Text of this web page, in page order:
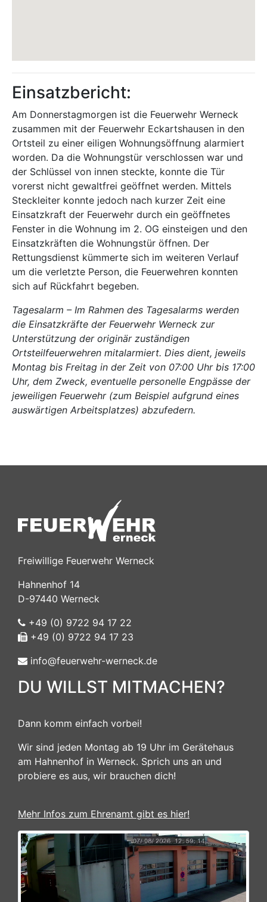
Einsatzbericht:
Am Donnerstagmorgen ist die Feuerwehr Werneck
zusammen mit der Feuerwehr Eckartshausen in den
Ortsteil zu einer eiligen Wohnungsöffnung alarmiert
worden. Da die Wohnungstür verschlossen war und
der Schlüssel von innen steckte, konnte die Tür
vorerst nicht gewaltfrei geöffnet werden. Mittels
Steckleiter konnte jedoch nach kurzer Zeit eine
Einsatzkraft der Feuerwehr durch ein geöffnetes
Fenster in die Wohnung im 2. OG einsteigen und den
Einsatzkräften die Wohnungstür öffnen. Der
Rettungsdienst kümmerte sich im weiteren Verlauf
um die verletzte Person, die Feuerwehren konnten
sich auf Rückfahrt begeben.
Tagesalarm – Im Rahmen des Tagesalarms werden
die Einsatzkräfte der Feuerwehr Werneck zur
Unterstützung der originär zuständigen
Ortsteilfeuerwehren mitalarmiert. Dies dient, jeweils
Montag bis Freitag in der Zeit von 07:00 Uhr bis 17:00
Uhr, dem Zweck, eventuelle personelle Engpässe der
jeweiligen Feuerwehr (zum Beispiel aufgrund eines
auswärtigen Arbeitsplatzes) abzufedern.
Freiwillige Feuerwehr Werneck
Hahnenhof 14
D-97440 Werneck
+49 (0) 9722 94 17 22
+49 (0) 9722 94 17 23
info@feuerwehr-werneck.de
DU WILLST MITMACHEN?
Dann komm einfach vorbei!
Wir sind jeden Montag ab 19 Uhr im Gerätehaus
am Hahnenhof in Werneck. Sprich uns an und
probiere es aus, wir brauchen dich!
Mehr Infos zum Ehrenamt gibt es hier!